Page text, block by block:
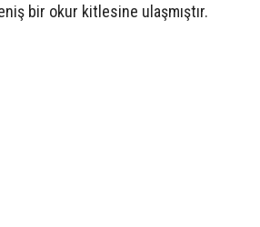
bir okur kitlesine ulaşmıştır.